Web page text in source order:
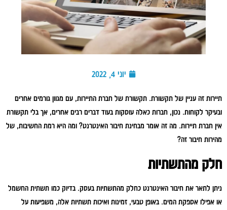
יוני 4, 2022
תיירות זה עניין של תקשורת. תקשורת של חברת התיירות, עם מגוון גורמים אחרים
ובעיקר לקוחות. נכון, חברות כאלה עוסקות בעוד דברים רבים אחרים, אך בלי תקשורת
אין חברת תיירות. מה זה אומר מבחינת חיבור האינטרנט? ומה היא רמת החשיבות, של
מהירות חיבור זה?
חלק מהתשתיות
ניתן לתאר את חיבור האינטרנט כחלק מהתשתיות בעסק. בדיוק כמו תשתית החשמל
או אפילו אספקת המים. באופן טבעי, זמינות ואיכות תשתיות אלה, משפיעות על